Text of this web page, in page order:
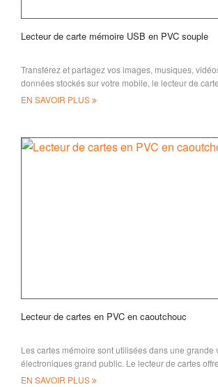
Lecteur de carte mémoire USB en PVC souple
Transférez et partagez vos images, musiques,
données stockés sur votre mobile, le lecteur de
appareil important
EN SAVOIR PLUS
Lecteur de cartes en PVC en caoutchouc
Les cartes mémoire sont utilisées dans une grande
électroniques grand public. Le lecteur de cartes
et pratique de transfaire
EN SAVOIR PLUS